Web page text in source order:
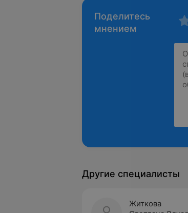
Поделитесь
мнением
Другие специалисты
Житкова